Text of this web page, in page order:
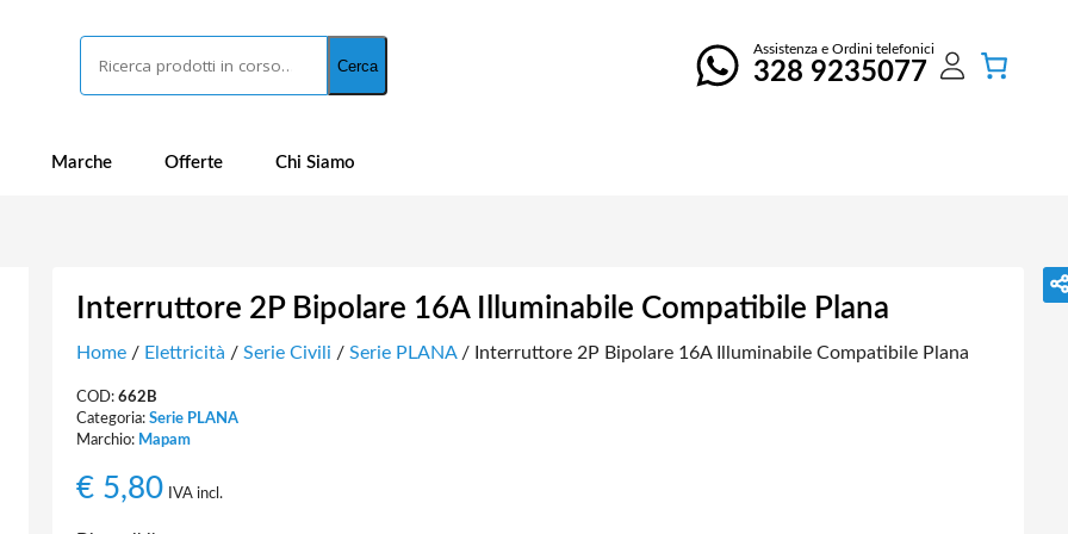
Cerca
Assistenza e Ordini telefonici
328 9235077
Marche Offerte Chi Siamo
Interruttore 2P Bipolare 16A Illuminabile Compatibile Plana
Home/ Elettricità / Serie Civili / Serie PLANA/ Interruttore 2P Bipolare 16A Illuminabile Compatibile Plana
COD: 662B
Categoria: Serie PLANA
Marchio: Mapam
€5,80 IVA incl.